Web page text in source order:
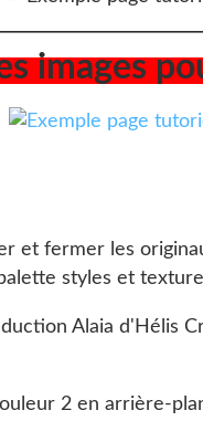
images
et fermer les
styles et
2 en arrière-